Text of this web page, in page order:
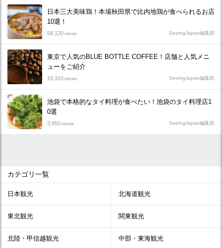
日本三大美味鶏！本場秋田県で比内地鶏が食べられるお店
10選！
58,120views SeeingJapan編集部
東京で人気のBLUE BOTTLE COFFEE！店舗と人気メニ
ューをご紹介
19,310views SeeingJapan編集部
池袋で本格的なタイ料理が食べたい！池袋のタイ料理店1
0選
3,950views SeeingJapan編集部
カテゴリ一覧
日本観光 北海道観光
東北観光 関東観光
北陸・甲信越観光 中部・東海観光